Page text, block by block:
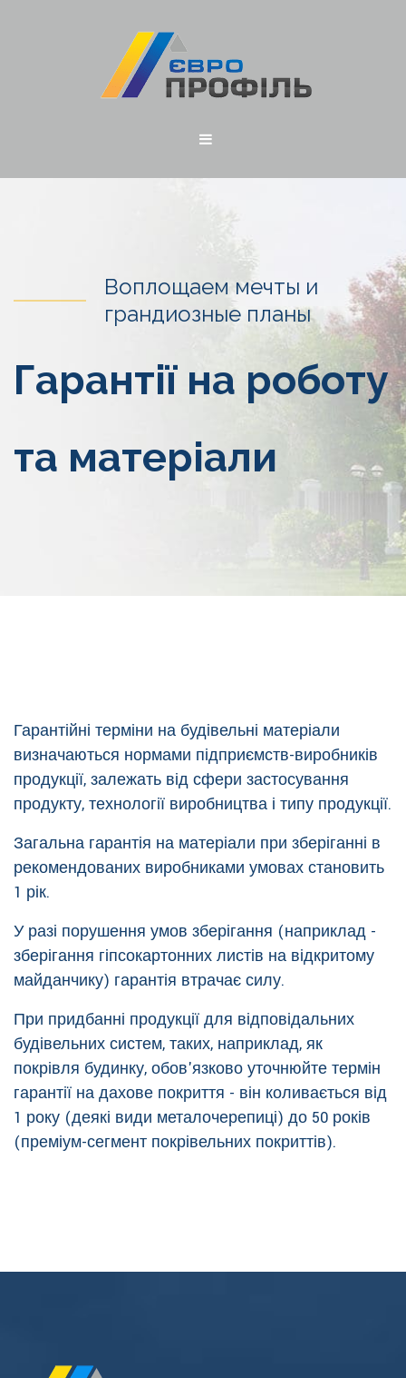
Воплощаем мечты и
грандиозные планы
Гарантії на роботу
та матеріали
Гарантійні терміни на будівельні матеріали
визначаються нормами підприємств-виробників
продукції, залежать від сфери застосування
продукту, технології виробництва і типу продукції.
Загальна гарантія на матеріали при зберіганні в
рекомендованих виробниками умовах становить
1 рік.
У разі порушення умов зберігання (наприклад -
зберігання гіпсокартонних листів на відкритому
майданчику) гарантія втрачає силу.
При придбанні продукції для відповідальних
будівельних систем, таких, наприклад, як
покрівля будинку, обов'язково уточнюйте термін
гарантії на дахове покриття - він коливається від
1 року (деякі види металочерепиці) до 50 років
(преміум-сегмент покрівельних покриттів).